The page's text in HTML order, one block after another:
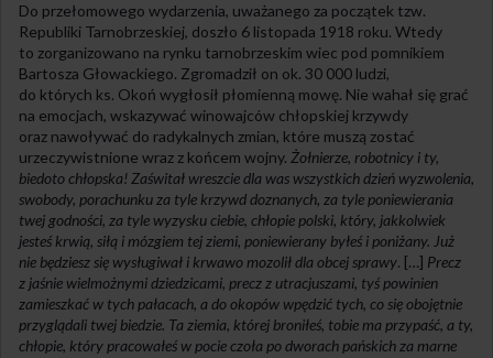
Do przełomowego wydarzenia, uważanego za początek tzw.
Republiki Tarnobrzeskiej, doszło 6 listopada 1918 roku. Wtedy
to zorganizowano na rynku tarnobrzeskim wiec pod pomnikiem
Bartosza Głowackiego. Zgromadził on ok. 30 000 ludzi,
do których ks. Okoń wygłosił płomienną mowę. Nie wahał się grać
na emocjach, wskazywać winowajców chłopskiej krzywdy
oraz nawoływać do radykalnych zmian, które muszą zostać
urzeczywistnione wraz z końcem wojny. Żołnierze, robotnicy i ty,
biedoto chłopska! Zaświtał wreszcie dla was wszystkich dzień wyzwolenia,
swobody, porachunku za tyle krzywd doznanych, za tyle poniewierania
twej godności, za tyle wyzysku ciebie, chłopie polski, który, jakkolwiek
jesteś krwią, siłą i mózgiem tej ziemi, poniewierany byłeś i poniżany. Już
nie będziesz się wysługiwał i krwawo mozolił dla obcej sprawy. […] Precz
z jaśnie wielmożnymi dziedzicami, precz z utracjuszami, tyś powinien
zamieszkać w tych pałacach, a do okopów wpędzić tych, co się obojętnie
przyglądali twej biedzie. Ta ziemia, której broniłeś, tobie ma przypaść, a ty,
chłopie, który pracowałeś w pocie czoła po dworach pańskich za marne